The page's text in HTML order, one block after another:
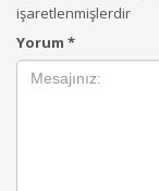
işaretlenmişlerdir
Yorum *